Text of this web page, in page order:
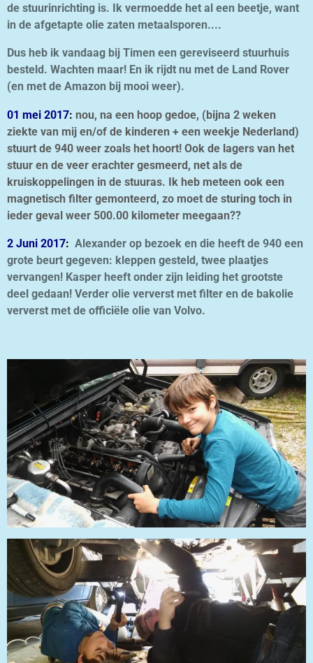
de stuurinrichting is. Ik vermoedde het al een beetje, want
in de afgetapte olie zaten metaalsporen....
Dus heb ik vandaag bij Timen een gereviseerd stuurhuis
besteld. Wachten maar! En ik rijdt nu met de Land Rover
(en met de Amazon bij mooi weer).
01 mei 2017: nou, na een hoop gedoe, (bijna 2 weken
ziekte van mij en/of de kinderen + een weekje Nederland)
stuurt de 940 weer zoals het hoort! Ook de lagers van het
stuur en de veer erachter gesmeerd, net als de
kruiskoppelingen in de stuuras. Ik heb meteen ook een
magnetisch filter gemonteerd, zo moet de sturing toch in
ieder geval weer 500.00 kilometer meegaan??
2 Juni 2017: Alexander op bezoek en die heeft de 940 een
grote beurt gegeven: kleppen gesteld, twee plaatjes
vervangen! Kasper heeft onder zijn leiding het grootste
deel gedaan! Verder olie ververst met filter en de bakolie
ververst met de officiële olie van Volvo.